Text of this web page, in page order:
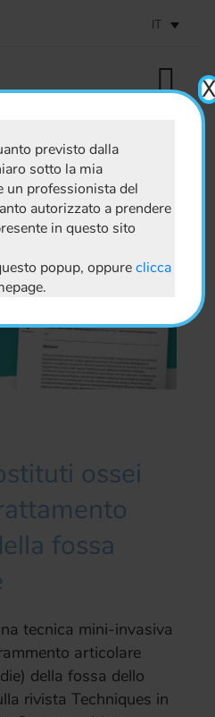
IT
ossei
fossa
tecnica mini-invasiva
articolare
della fossa dello
rivista Techniques in
previsto dalla
sotto la mia
un professionista del
autorizzato a prendere
in questo sito
popup, oppureclicca
X